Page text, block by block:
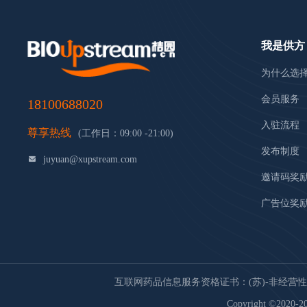
18100688020
尊享热线 (工作日：09:00 -21:00)
juyuan@xupstream.com
我是供方
为什么选
会员服务
入驻流程
发布制度
邀请码奖
广告位奖
互联网药品信息服务资格证书：(苏)-非经营性
Copyright ©2020-